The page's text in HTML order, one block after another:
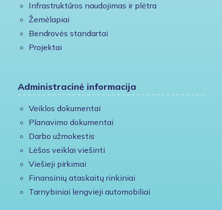
Infrastruktūros naudojimas ir plėtra
Žemėlapiai
Bendrovės standartai
Projektai
Administracinė informacija
Veiklos dokumentai
Planavimo dokumentai
Darbo užmokestis
Lėšos veiklai viešinti
Viešieji pirkimai
Finansinių ataskaitų rinkiniai
Tarnybiniai lengvieji automobiliai